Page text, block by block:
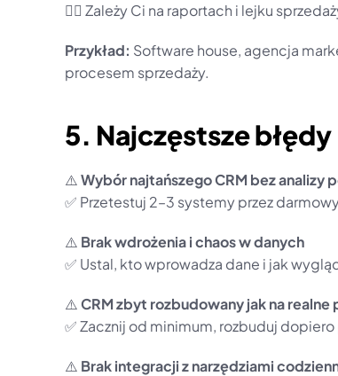
👉🏼 Zależy Ci na raportach i lejku
Przykład: Software house, agencja
procesem sprzedaży.
5. Najczęstsze błędy
⚠️ Wybór najtańszego CRM bez analizy
✅ Przetestuj 2–3 systemy przez
⚠️ Brak wdrożenia i chaos w danych
✅ Ustal, kto wprowadza dane i jak
⚠️ CRM zbyt rozbudowany jak na
✅ Zacznij od minimum, rozbuduj
⚠️ Brak integracji z narzędziami